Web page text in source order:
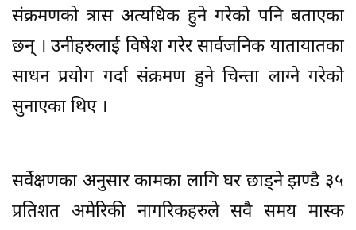
संक्रमणको त्रास अत्यधिक हुने गरेको पनि बताएका
छन् । उनीहरुलाई विषेश गरेर सार्वजनिक यातायातका
साधन प्रयोग गर्दा संक्रमण हुने चिन्ता लाग्ने गरेको
सुनाएका थिए ।
सर्वेक्षणका अनुसार कामका लागि घर छाड्ने झण्डै ३५
प्रतिशत अमेरिकी नागरिकहरुले सवै समय मास्क